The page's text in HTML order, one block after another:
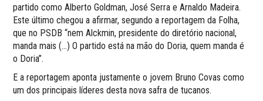
partido como Alberto Goldman, José Serra e Arnaldo Madeira.
Este último chegou a afirmar, segundo a reportagem da Folha,
que no PSDB “nem Alckmin, presidente do diretório nacional,
manda mais (…) O partido está na mão do Doria, quem manda é
o Doria”.
E a reportagem aponta justamente o jovem Bruno Covas como
um dos principais líderes desta nova safra de tucanos.